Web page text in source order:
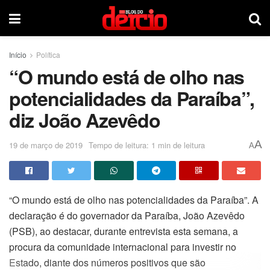
Início Política
“O mundo está de olho nas
potencialidades da Paraíba”,
diz João Azevêdo
19 de março de 2019 Tempo de leitura: 1 min de leitura AA
“O mundo está de olho nas potencialidades da Paraíba”. A
declaração é do governador da Paraíba, João Azevêdo
(PSB), ao destacar, durante entrevista esta semana, a
procura da comunidade internacional para investir no
Estado, diante dos números positivos que são